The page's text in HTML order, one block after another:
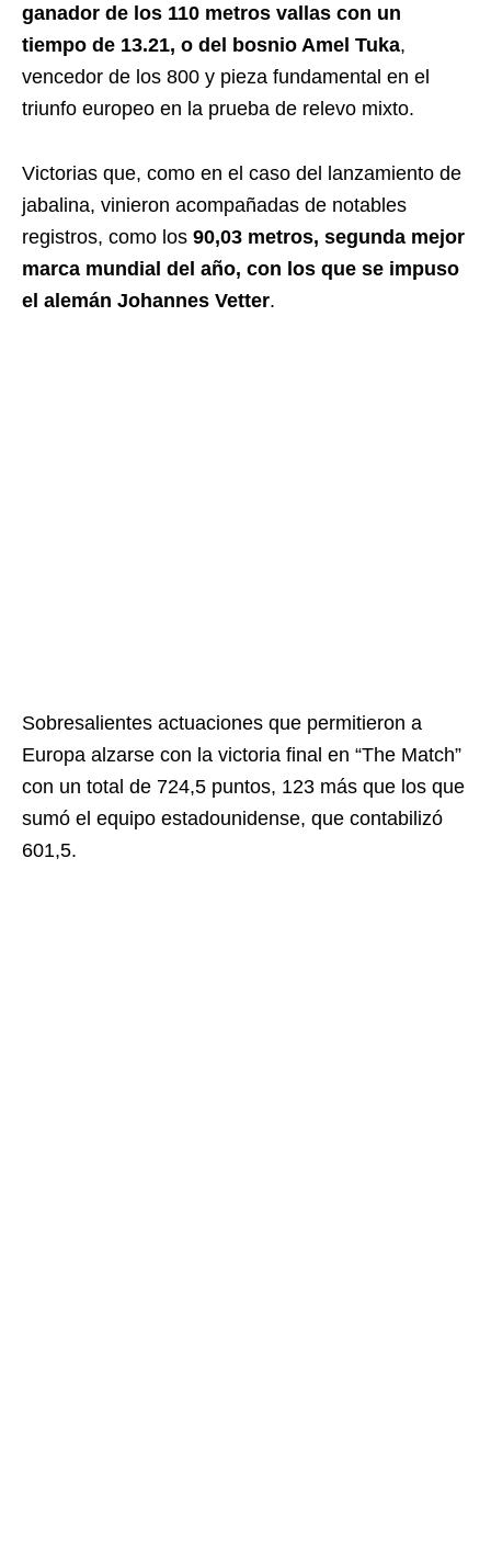
ganador de los 110 metros vallas con un
tiempo de 13.21, o del bosnio Amel Tuka,
vencedor de los 800 y pieza fundamental en el
triunfo europeo en la prueba de relevo mixto.
Victorias que, como en el caso del lanzamiento de
jabalina, vinieron acompañadas de notables
registros, como los 90,03 metros, segunda mejor
marca mundial del año, con los que se impuso
el alemán Johannes Vetter.
Sobresalientes actuaciones que permitieron a
Europa alzarse con la victoria final en “The Match”
con un total de 724,5 puntos, 123 más que los que
sumó el equipo estadounidense, que contabilizó
601,5.